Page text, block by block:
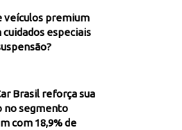
veículos premium
cuidados especiais
Brasil reforça sua
no segmento
com 18,9% de